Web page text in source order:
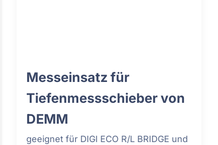
Messeinsatz für
Tiefenmessschieber von
DEMM
geeignet für DIGI ECO R/L BRIDGE und